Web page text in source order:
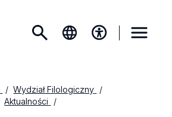
Wydział Filologiczny
Aktualności